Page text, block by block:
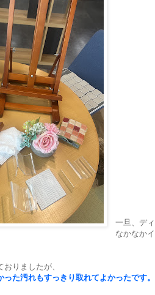
一旦、デ
なかなか
りましたが、
た汚れもすっきり取れてよかったです。